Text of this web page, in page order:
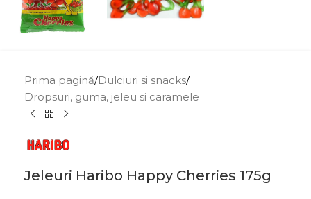
Prima pagină/Dulciuri si snacks/
Dropsuri, guma, jeleu si caramele
Jeleuri Haribo Happy Cherries 175g